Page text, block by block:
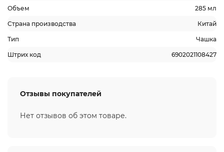
Объем 285 мл
Страна производства Китай
Тип Чашка
Штрих код 6902021108427
Отзывы покупателей
Нет отзывов об этом товаре.